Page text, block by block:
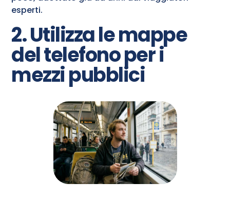
esperti.
2. Utilizza le mappe
del telefono per i
mezzi pubblici